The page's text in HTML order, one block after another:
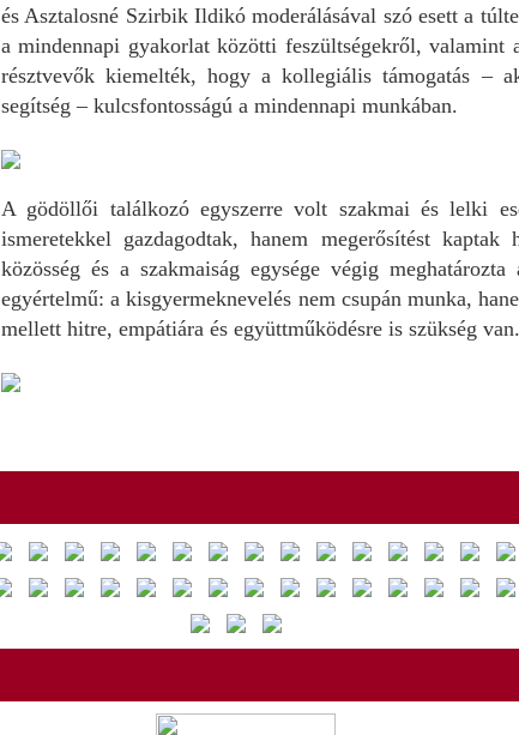
és Asztalosné Szirbik Ildikó moderálásával szó esett a
a mindennapi gyakorlat közötti feszültségekről, valamint
résztvevők kiemelték, hogy a kollegiális támogatás –
segítség – kulcsfontosságú a mindennapi munkában.
A gödöllői találkozó egyszerre volt szakmai és lelki
ismeretekkel gazdagodtak, hanem megerősítést
közösség és a szakmaiság egysége végig
egyértelmű: a kisgyermeknevelés nem csupán munka,
mellett hitre, empátiára és együttműködésre is szükség van.